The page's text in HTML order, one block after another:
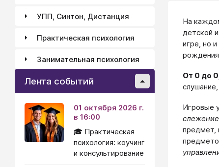
На
детской
игре, но
От 0 до
Игровые
слежение
предмет,
УПП, Синтон, Дистанция
Практическая психология
Занимательная психология
Лента событий
01 октября 2026 г.
в 16:00
🎓 Практическая
психология: коучинг
и консультирование